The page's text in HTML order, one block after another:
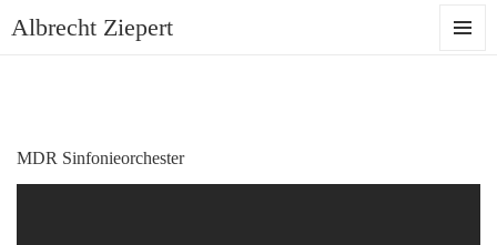
Albrecht Ziepert
MDR Sinfonieorchester